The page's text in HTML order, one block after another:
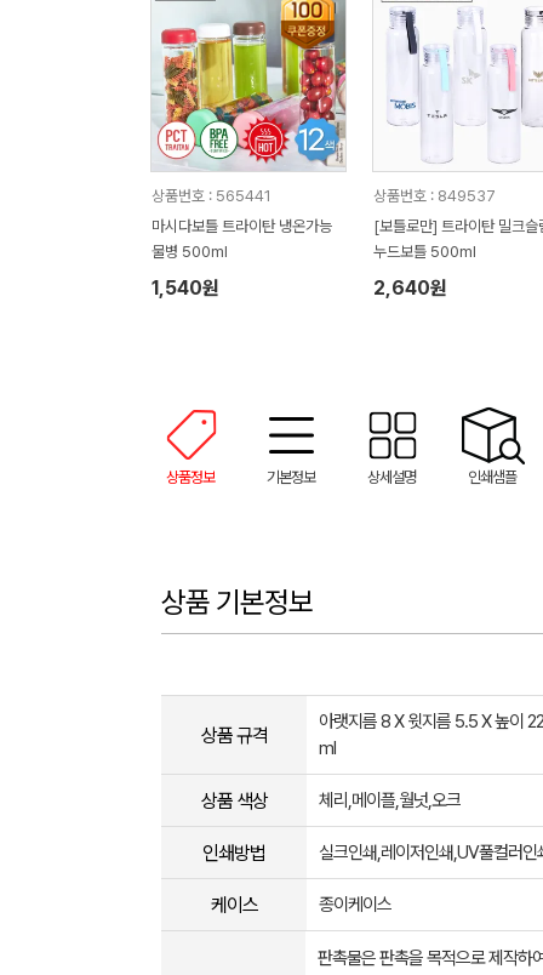
상품번호 : 565441
마시다보틀 트라이탄 냉온가능
물병 500ml
1,540원
상품번호 : 849537
[보틀로만] 트라이탄 밀크슬
누드보틀 500ml
2,640원
상품정보 기본정보 상세설명 인쇄샘플
상품 기본정보
상품 규격
아랫지름 8 X 윗지름 5.5 X 높이
ml
상품 색상 체리,메이플,월넛,오크
인쇄방법 실크인쇄,레이저인쇄,UV풀컬러인
케이스 종이케이스
판촉물은 판촉을 목적으로 제작하